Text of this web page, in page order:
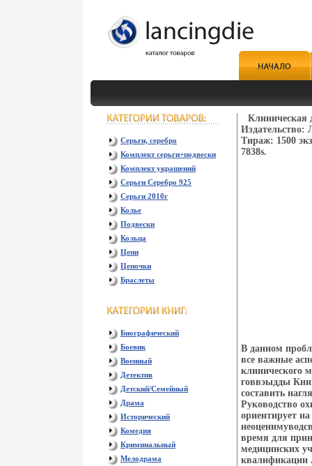
Серьги, серебро
Комплект серьги+подвески
Комплект украшений
Серьги Серебро 925
Серьги 2010г
Колье
Подвески
Кольца
Цепи
Цепочки
Браслеты
Биографический
Боевик
Военный
Детектив
Детский/Семейный
Драма
Исторический
Комедия
Криминальный
Мелодрама
Клиническая
Издательство:
Тираж: 1500
7838s.
В данном
все важные
клинического
говвэыдды
составить
Руководство
ориентирует
время для
медицинских
квалификации